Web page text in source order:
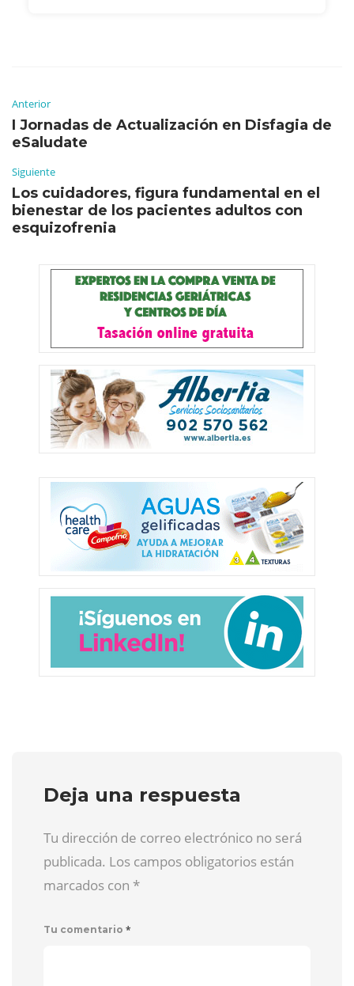
Anterior
I Jornadas de Actualización en Disfagia de
eSaludate
Siguiente
Los cuidadores, figura fundamental en el
bienestar de los pacientes adultos con
esquizofrenia
Deja una respuesta
Tu dirección de correo electrónico no será
publicada. Los campos obligatorios están
marcados con *
Tu comentario *